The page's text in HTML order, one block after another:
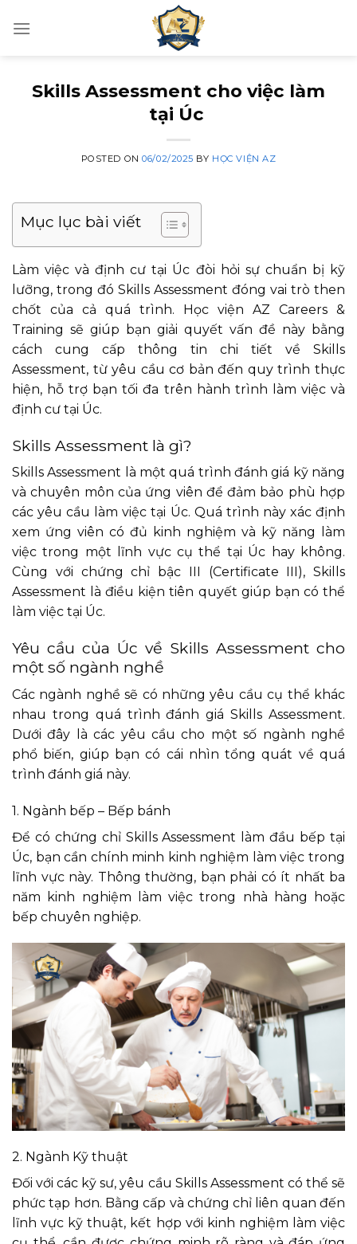
Skills Assessment cho việc làm
tại Úc
POSTED ON06/02/2025 BY HỌC VIỆN AZ
Mục lục bài viết
Làm việc và định cư tại Úc đòi hỏi sự chuẩn bị kỹ
lưỡng, trong đó Skills Assessment đóng vai trò then
chốt của cả quá trình. Học viện AZ Careers &
Training sẽ giúp bạn giải quyết vấn đề này bằng
cách cung cấp thông tin chi tiết về Skills
Assessment, từ yêu cầu cơ bản đến quy trình thực
hiện, hỗ trợ bạn tối đa trên hành trình làm việc và
định cư tại Úc.
Skills Assessment là gì?
Skills Assessment là một quá trình đánh giá kỹ năng
và chuyên môn của ứng viên để đảm bảo phù hợp
các yêu cầu làm việc tại Úc. Quá trình này xác định
xem ứng viên có đủ kinh nghiệm và kỹ năng làm
việc trong một lĩnh vực cụ thể tại Úc hay không.
Cùng với chứng chỉ bậc III (Certificate III), Skills
Assessment là điều kiện tiên quyết giúp bạn có thể
làm việc tại Úc.
Yêu cầu của Úc về Skills Assessment cho
một số ngành nghề
Các ngành nghề sẽ có những yêu cầu cụ thể khác
nhau trong quá trình đánh giá Skills Assessment.
Dưới đây là các yêu cầu cho một số ngành nghề
phổ biến, giúp bạn có cái nhìn tổng quát về quá
trình đánh giá này.
1. Ngành bếp – Bếp bánh
Để có chứng chỉ Skills Assessment làm đầu bếp tại
Úc, bạn cần chính minh kinh nghiệm làm việc trong
lĩnh vực này. Thông thường, bạn phải có ít nhất ba
năm kinh nghiệm làm việc trong nhà hàng hoặc
bếp chuyên nghiệp.
2. Ngành Kỹ thuật
Đối với các kỹ sư, yêu cầu Skills Assessment có thể sẽ
phức tạp hơn. Bằng cấp và chứng chỉ liên quan đến
lĩnh vực kỹ thuật, kết hợp với kinh nghiệm làm việc